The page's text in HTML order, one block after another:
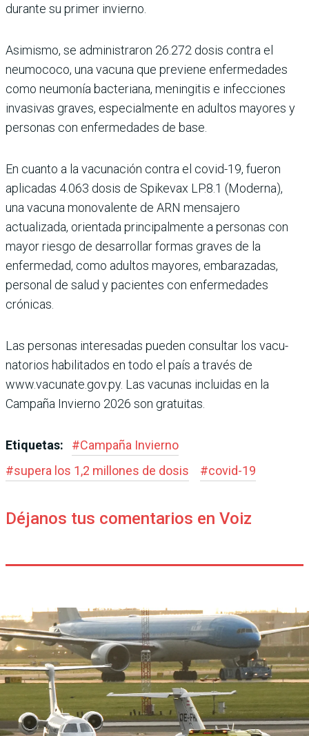
durante su primer invierno.
Asimismo, se administra­ron 26.272 dosis contra el
neumococo, una vacuna que previene enfermedades
como neumonía bacteriana, menin­gitis e infecciones
invasivas graves, especialmente en adultos mayores y
personas con enfermedades de base.
En cuanto a la vacunación contra el covid-19, fueron
aplicadas 4.063 dosis de Spikevax LP.8.1 (Moderna),
una vacuna monovalente de ARN mensajero
actualizada, orientada principalmente a personas con
mayor riesgo de desarrollar formas gra­ves de la
enfermedad, como adultos mayores, embara­zadas,
personal de salud y pacientes con enfermeda­des
crónicas.
Las personas interesadas pueden consultar los vacu­
natorios habilitados en todo el país a través de
www.vacunate.gov.py. Las vacu­nas incluidas en la
Campaña Invierno 2026 son gratuitas.
Etiquetas: #Campaña Invierno
#supera los 1,2 millones de dosis #covid-19
Déjanos tus comentarios en Voiz